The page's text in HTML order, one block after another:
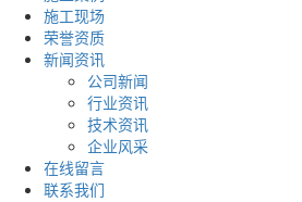
施工现场
荣誉资质
新闻资讯
公司新闻
行业资讯
技术资讯
企业风采
在线留言
联系我们